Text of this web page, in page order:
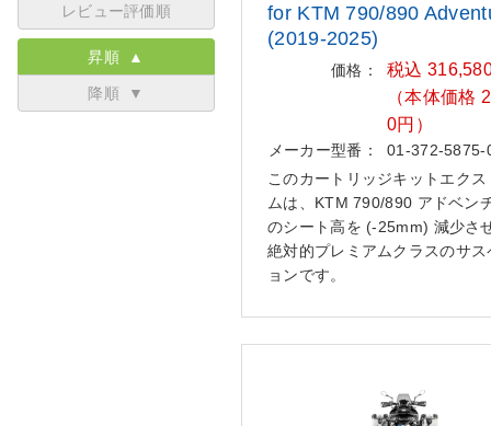
for KTM 790/890
(2019-2025)
価格：
税込
（本体価格
0円）
メーカー型番：
01-372-5875-
このカートリッジキットエクス
ムは、KTM 790/890 アドベン
のシート高を (-25mm) 減少さ
絶対的プレミアムクラスのサス
ョンです。
レビュー評価順
昇順 ▲
降順 ▼